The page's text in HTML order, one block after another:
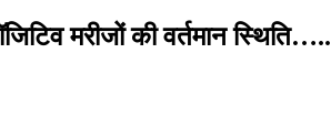
मरीजों की वर्तमान स्थिति…..